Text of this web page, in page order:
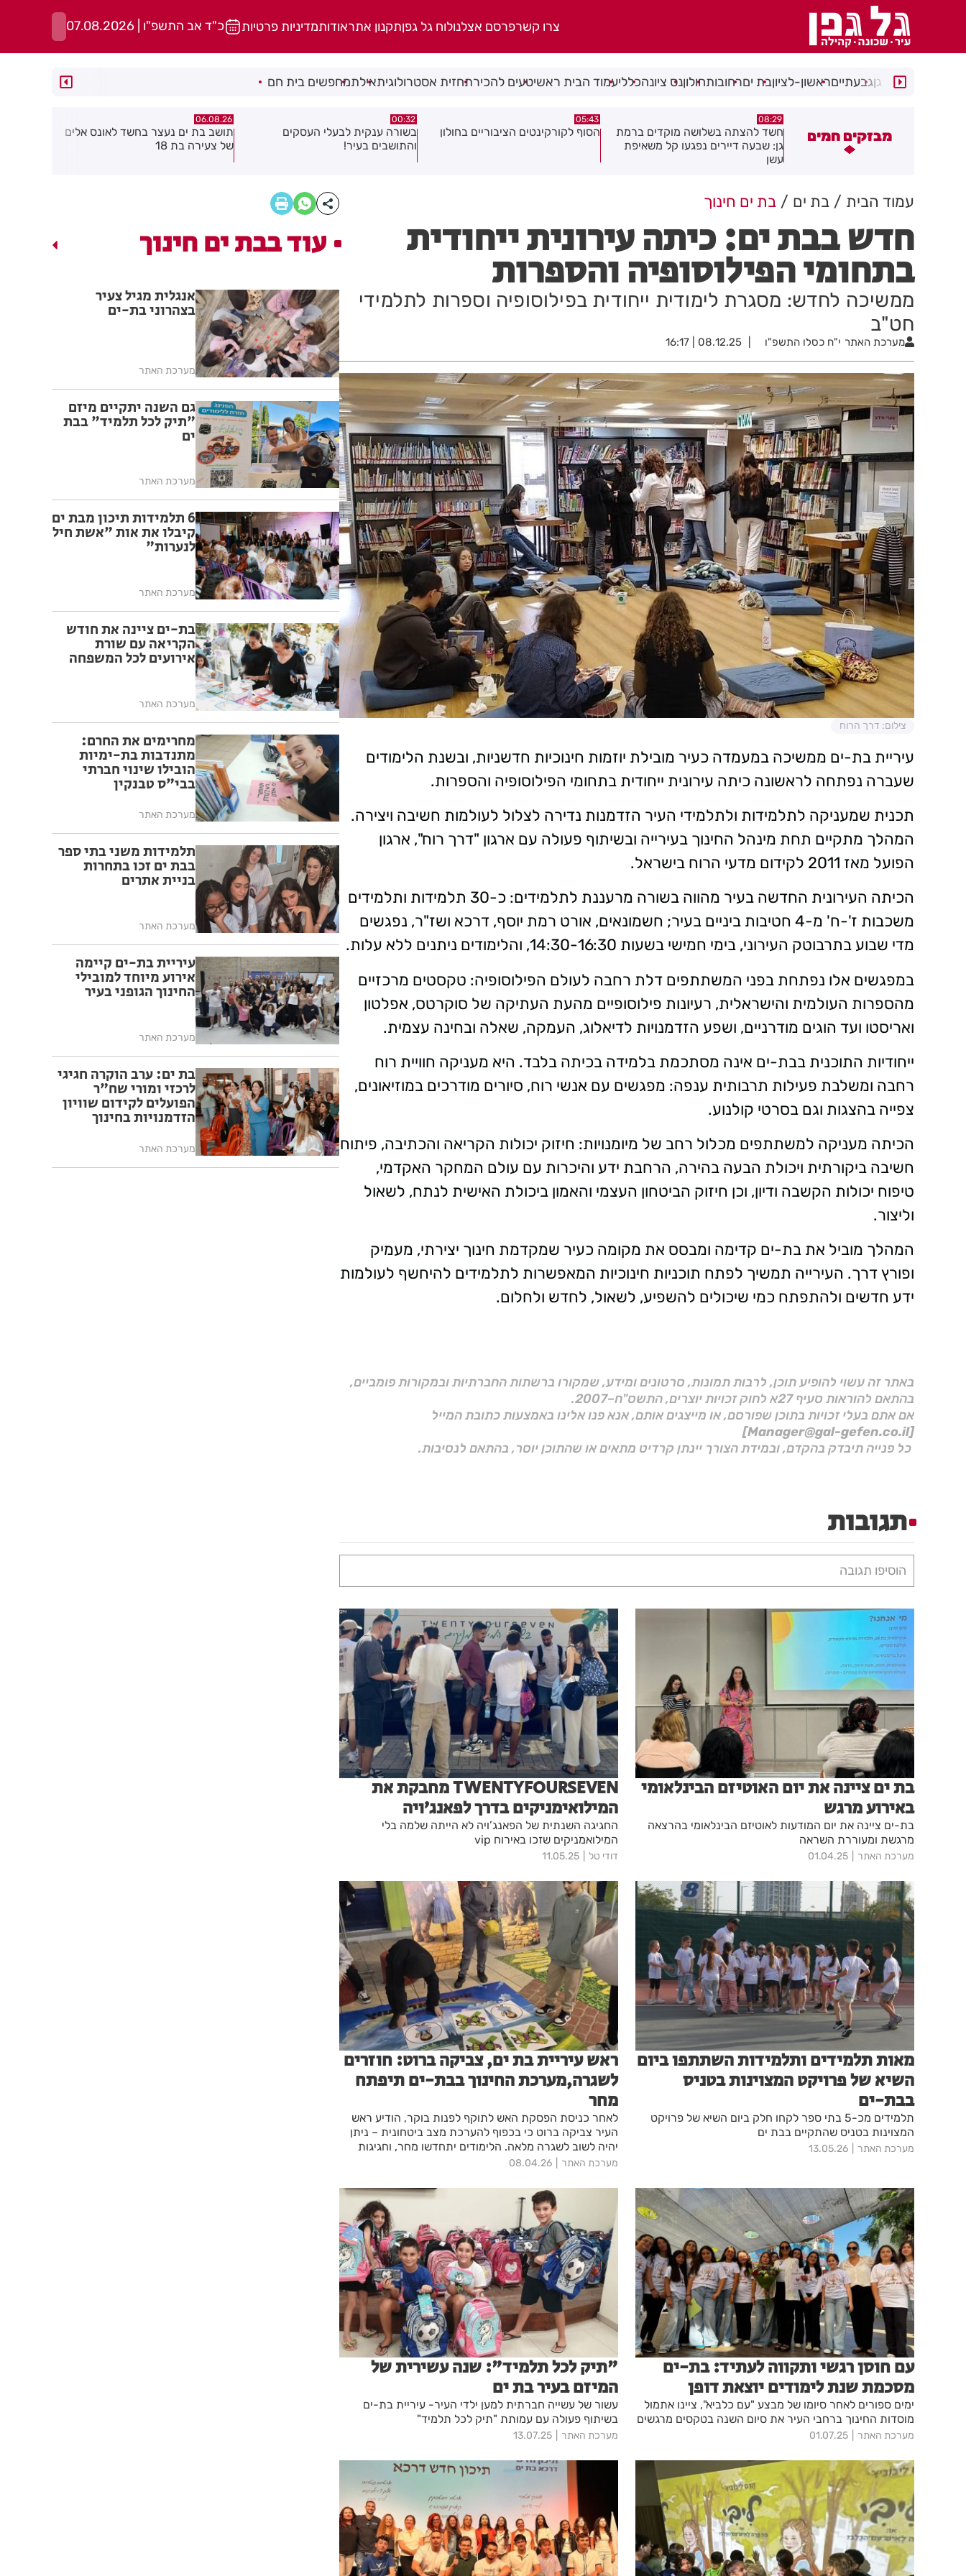
צרו קשרפרסם אצלנולוח גל גפןתקנון אתראודותמדיניות פרטיות כ"ד אב התשפ"ו | 07.08.2026
רמת גןגבעתייםראשון-לציוןבת יםרחובותחולוןנס ציונהכלליעמוד הבית ראשיטעים להכירתחזית אסטרולוגיתאילתמחפשים בית חם
מבזקים חמים
חשד להצתה בשלושה מוקדים ברמת
גן: שבעה דיירים נפגעו קל משאיפת
05:43
הסוף לקורקינטים הציבוריים בחולון
00:32
בשורה ענקית לבעלי העסקים
06.08.26
תושב בת ים נעצר בחשד לאונס אלים
של צעירה בת 18
06.08.26
חולון תקבל 2.5 מיליון שקלים
להפחתת זיהום האוויר מתחבורה
עמוד הבית בת ים בת ים חינוך
חדש בבת ים: כיתה עירונית ייחודית
בתחומי הפילוסופיה והספרות
ממשיכה לחדש: מסגרת לימודית ייחודית בפילוסופיה וספרות לתלמידי
חט"ב
מערכת האתר י"ח כסלו התשפ"ו 08.12.25 | 16:17
צילום: דרך הרוח
עיריית בת-ים ממשיכה במעמדה כעיר מובילת יוזמות חינוכיות חדשניות, ובשנת הלימודים
שעברה נפתחה לראשונה כיתה עירונית ייחודית בתחומי הפילוסופיה והספרות.
תכנית שמעניקה לתלמידות ולתלמידי העיר הזדמנות נדירה לצלול לעולמות חשיבה ויצירה.
המהלך מתקיים תחת מינהל החינוך בעירייה ובשיתוף פעולה עם ארגון "דרך רוח", ארגון
הפועל מאז 2011 לקידום מדעי הרוח בישראל.
הכיתה העירונית החדשה בעיר מהווה בשורה מרעננת לתלמידים: כ-30 תלמידות ותלמידים
משכבות ז'-ח' מ-4 חטיבות ביניים בעיר; חשמונאים, אורט רמת יוסף, דרכא ושז"ר, נפגשים
מדי שבוע בתרבוטק העירוני, בימי חמישי בשעות 14:30-16:30, והלימודים ניתנים ללא עלות.
במפגשים אלו נפתחת בפני המשתתפים דלת רחבה לעולם הפילוסופיה: טקסטים מרכזיים
מהספרות העולמית והישראלית, רעיונות פילוסופיים מהעת העתיקה של סוקרטס, אפלטון
ואריסטו ועד הוגים מודרניים, ושפע הזדמנויות לדיאלוג, העמקה, שאלה ובחינה עצמית.
ייחודיות התוכנית בבת-ים אינה מסתכמת בלמידה בכיתה בלבד. היא מעניקה חוויית רוח
רחבה ומשלבת פעילות תרבותית ענפה: מפגשים עם אנשי רוח, סיורים מודרכים במוזיאונים,
צפייה בהצגות וגם בסרטי קולנוע.
הכיתה מעניקה למשתתפים מכלול רחב של מיומנויות: חיזוק יכולות הקריאה והכתיבה, פיתוח
חשיבה ביקורתית ויכולת הבעה בהירה, הרחבת ידע והיכרות עם עולם המחקר האקדמי,
טיפוח יכולות הקשבה ודיון, וכן חיזוק הביטחון העצמי והאמון ביכולת האישית לנתח, לשאול
וליצור.
המהלך מוביל את בת-ים קדימה ומבסס את מקומה כעיר שמקדמת חינוך יצירתי, מעמיק
ופורץ דרך. העירייה תמשיך לפתח תוכניות חינוכיות המאפשרות לתלמידים להיחשף לעולמות
ידע חדשים ולהתפתח כמי שיכולים להשפיע, לשאול, לחדש ולחלום.
באתר זה עשוי להופיע תוכן, לרבות תמונות, סרטונים ומידע, שמקורו ברשתות החברתיות ובמקורות פומביים,
בהתאם להוראות סעיף 27א לחוק זכויות יוצרים, התשס"ח–2007.
אם אתם בעלי זכויות בתוכן שפורסם, או מייצגים אותם, אנא פנו אלינו באמצעות כתובת המייל
[Manager@gal-gefen.co.il]
כל פנייה תיבדק בהקדם, ובמידת הצורך יינתן קרדיט מתאים או שהתוכן יוסר, בהתאם לנסיבות.
תגובות
הוסיפו תגובה
בת ים ציינה את יום האוטיזם הבינלאומי
באירוע מרגש
בת-ים ציינה את יום המודעות לאוטיזם הבינלאומי בהרצאה
מרגשת ומעוררת השראה
מערכת האתר 01.04.25
TWENTYFOURSEVEN מחבקת את
המילואימניקים בדרך לפאנג’ויה
החגיגה השנתית של הפאנג’ויה לא הייתה שלמה בלי
המילואמניקים שזכו באירוח vip
דודי טל 11.05.25
מאות תלמידים ותלמידות השתתפו ביום
השיא של פרויקט המצוינות בטניס
בבת-ים
תלמידים מכ-5 בתי ספר לקחו חלק ביום השיא של פרויקט
המצוינות בטניס שהתקיים בבת ים
מערכת האתר 13.05.26
ראש עיריית בת ים, צביקה ברוט: חוזרים
לשגרה,מערכת החינוך בבת-ים תיפתח
מחר
לאחר כניסת הפסקת האש לתוקף לפנות בוקר, הודיע ראש
העיר צביקה ברוט כי בכפוף להערכת מצב ביטחונית – ניתן
יהיה לשוב לשגרה מלאה. הלימודים יתחדשו מחר, וחגיגות
המימונה צפויות להתקיים כרגיל
מערכת האתר 08.04.26
עם חוסן רגשי ותקווה לעתיד: בת-ים
מסכמת שנת לימודים יוצאת דופן
ימים ספורים לאחר סיומו של מבצע "עם כלביא", ציינו אתמול
מוסדות החינוך ברחבי העיר את סיום השנה בטקסים מרגשים
מערכת האתר 01.07.25
"תיק לכל תלמיד": שנה עשירית של
המיזם בעיר בת ים
עשור של עשייה חברתית למען ילדי העיר- עיריית בת-ים
בשיתוף פעולה עם עמותת "תיק לכל תלמיד"
מערכת האתר 13.07.25
עוד בבת ים חינוך
אנגלית מגיל צעיר
בצהרוני בת-ים
מערכת האתר
גם השנה יתקיים מיזם
"תיק לכל תלמיד" בבת
ים
מערכת האתר
6 תלמידות תיכון מבת ים
קיבלו את אות "אשת חיל
לנערות"
מערכת האתר
בת-ים ציינה את חודש
הקריאה עם שורת
אירועים לכל המשפחה
מערכת האתר
מחרימים את החרם:
מתנדבות בת-ימיות
הובילו שינוי חברתי
בבי"ס טבנקין
מערכת האתר
תלמידות משני בתי ספר
בבת ים זכו בתחרות
בניית אתרים
מערכת האתר
עיריית בת-ים קיימה
אירוע מיוחד למובילי
החינוך הגופני בעיר
מערכת האתר
בת ים: ערב הוקרה חגיגי
לרכזי ומורי שח"ר
הפועלים לקידום שוויון
הזדמנויות בחינוך
מערכת האתר